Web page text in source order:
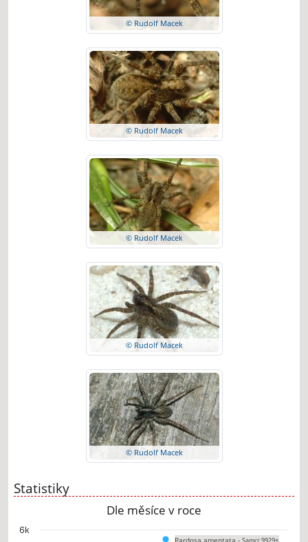
© Rudolf Macek
© Rudolf Macek
© Rudolf Macek
© Rudolf Macek
© Rudolf Macek
Statistiky
Dle měsíce v roce
Chart
Pardosa amentata -
6k